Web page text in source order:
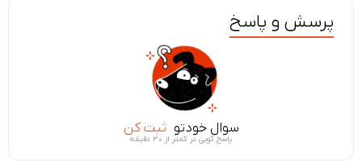
پرسش و پاسخ
سوال خودتو ثبت کن
پاسخ گویی در کمتر از ۳۰ دقیقه